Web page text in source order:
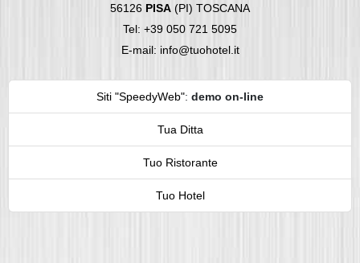
56126 PISA (PI) TOSCANA
Tel: +39 050 721 5095
E-mail: info@tuohotel.it
Siti "SpeedyWeb": demo on-line
Tua Ditta
Tuo Ristorante
Tuo Hotel